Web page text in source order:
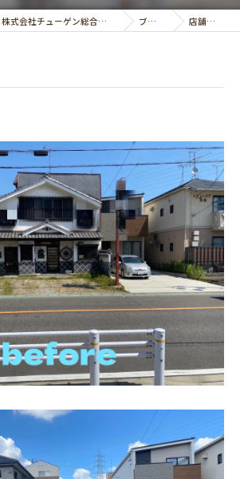
名古屋で解体工事・株式会社チューゲン総合建築 ブログ 店舗解体